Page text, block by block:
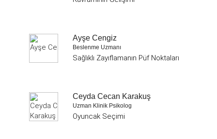
Ayşe Cengiz
Beslenme Uzmanı
Sağlıklı Zayıflamanın Püf Noktaları
Ceyda Cecan Karakuş
Uzman Klinik Psikolog
Oyuncak Seçimi